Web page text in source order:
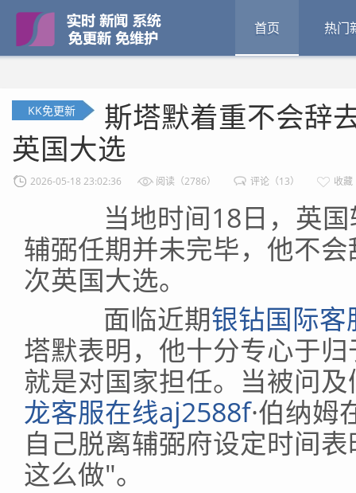
首页 热门
KK免更新
斯塔默着重不会辞
英国大选
2026-05-18 23:02:36 阅读（2786） 评论（13） 收藏
当地时间18日，英国
辅弼任期并未完毕，他不
次英国大选。
面临近期银钻国际
塔默表明，他十分专心于
就是对国家担任。当被问
龙客服在线aj2588f·伯纳姆
自己脱离辅弼府设定时间
这么做"。